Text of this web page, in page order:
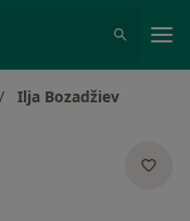
města
Ilja Bozadžiev